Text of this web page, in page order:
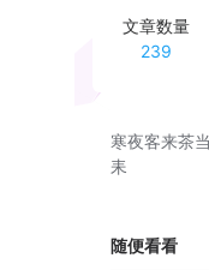
文章数量
239
寒夜客来茶
耒
随便看看